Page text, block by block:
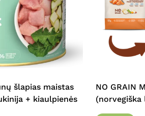
šlapias maistas
+ kiaulpienės
NO GRAIN
(norvegiška